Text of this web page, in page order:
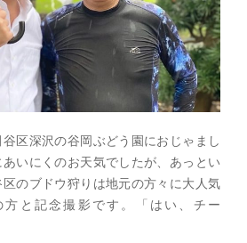
区深沢の谷岡ぶどう園におじゃまし
いにくのお天気でしたが、あっとい
のブドウ狩りは地元の方々に大人気
と記念撮影です。「はい、チー